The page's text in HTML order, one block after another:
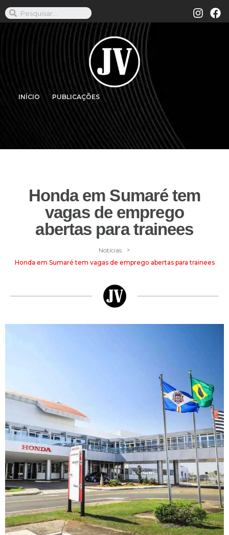
INÍCIO PUBLICAÇÕES
Honda em Sumaré tem
vagas de emprego
abertas para trainees
Notícias >
Honda em Sumaré tem vagas de emprego abertas para trainees